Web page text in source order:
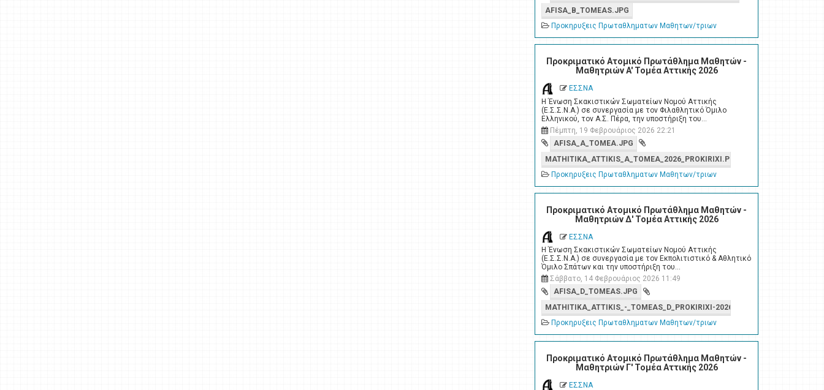
AFISA_B_TOMEAS.JPG
Προκηρυξεις Πρωταθληματων Μαθητων/τριων
Προκριματικό Ατομικό Πρωτάθλημα Μαθητών -
Μαθητριών A' Τομέα Αττικής 2026
ΕΣΣΝΑ
Η Ένωση Σκακιστικών Σωματείων Νομού Αττικής
(Ε.Σ.Σ.Ν.Α.) σε συνεργασία με τον Φιλαθλητικό Όμιλο
Ελληνικού, τον Α.Σ. Πέρα, την υποστήριξη του…
Πέμπτη, 19 Φεβρουάριος 2026 22:21
AFISA_A_TOMEA.JPG
MATHITIKA_ATTIKIS_A_TOMEA_2026_PROKIRIXI.PDF
Προκηρυξεις Πρωταθληματων Μαθητων/τριων
Προκριματικό Ατομικό Πρωτάθλημα Μαθητών -
Μαθητριών Δ' Τομέα Αττικής 2026
ΕΣΣΝΑ
Η Ένωση Σκακιστικών Σωματείων Νομού Αττικής
(Ε.Σ.Σ.Ν.Α.) σε συνεργασία με τον Εκπολιτιστικό & Αθλητικό
Όμιλο Σπάτων και την υποστήριξη του…
Σάββατο, 14 Φεβρουάριος 2026 11:49
AFISA_D_TOMEAS.JPG
MATHITIKA_ATTIKIS_-_TOMEAS_D_PROKIRIXI-2026.PDF
Προκηρυξεις Πρωταθληματων Μαθητων/τριων
Προκριματικό Ατομικό Πρωτάθλημα Μαθητών -
Μαθητριών Γ' Τομέα Αττικής 2026
ΕΣΣΝΑ